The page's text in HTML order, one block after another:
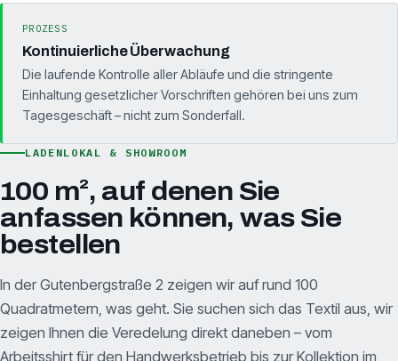
PROZESS
Kontinuierliche Überwachung
Die laufende Kontrolle aller Abläufe und die stringente
Einhaltung gesetzlicher Vorschriften gehören bei uns zum
Tagesgeschäft – nicht zum Sonderfall.
LADENLOKAL & SHOWROOM
100 m², auf denen Sie
anfassen können, was Sie
bestellen
In der Gutenbergstraße 2 zeigen wir auf rund 100
Quadratmetern, was geht. Sie suchen sich das Textil aus, wir
zeigen Ihnen die Veredelung direkt daneben – vom
Arbeitsshirt für den Handwerksbetrieb bis zur Kollektion im